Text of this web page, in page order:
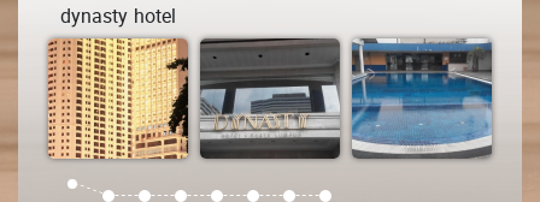
dynasty hotel